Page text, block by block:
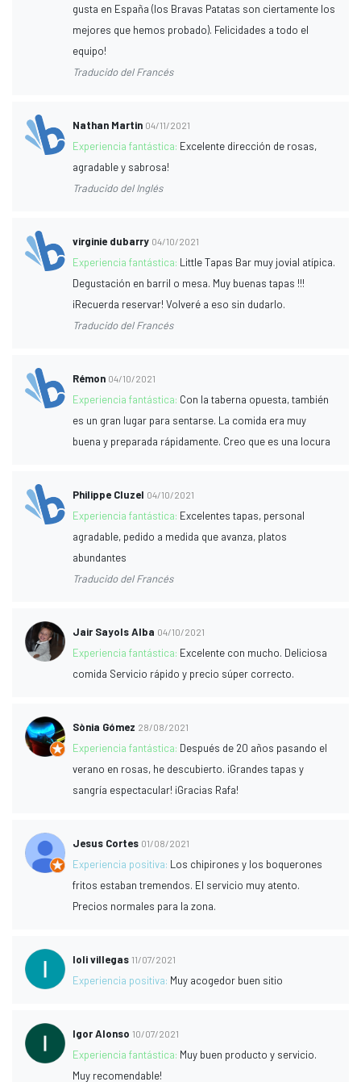
gusta en España (los Bravas Patatas son ciertamente los
mejores que hemos probado). Felicidades a todo el
equipo!
Traducido del Francés
Nathan Martin 04/11/2021
Experiencia fantástica: Excelente dirección de rosas,
agradable y sabrosa!
Traducido del Inglés
virginie dubarry 04/10/2021
Experiencia fantástica: Little Tapas Bar muy jovial atípica.
Degustación en barril o mesa. Muy buenas tapas !!!
¡Recuerda reservar! Volveré a eso sin dudarlo.
Traducido del Francés
Rémon 04/10/2021
Experiencia fantástica: Con la taberna opuesta, también
es un gran lugar para sentarse. La comida era muy
buena y preparada rápidamente. Creo que es una locura
Philippe Cluzel 04/10/2021
Experiencia fantástica: Excelentes tapas, personal
agradable, pedido a medida que avanza, platos
abundantes
Traducido del Francés
Jair Sayols Alba 04/10/2021
Experiencia fantástica: Excelente con mucho. Deliciosa
comida Servicio rápido y precio súper correcto.
Sònia Gómez 28/08/2021
Experiencia fantástica: Después de 20 años pasando el
verano en rosas, he descubierto. ¡Grandes tapas y
sangría espectacular! ¡Gracias Rafa!
Jesus Cortes 01/08/2021
Experiencia positiva: Los chipirones y los boquerones
fritos estaban tremendos. El servicio muy atento.
Precios normales para la zona.
loli villegas 11/07/2021
Experiencia positiva: Muy acogedor buen sitio
Igor Alonso 10/07/2021
Experiencia fantástica: Muy buen producto y servicio.
Muy recomendable!